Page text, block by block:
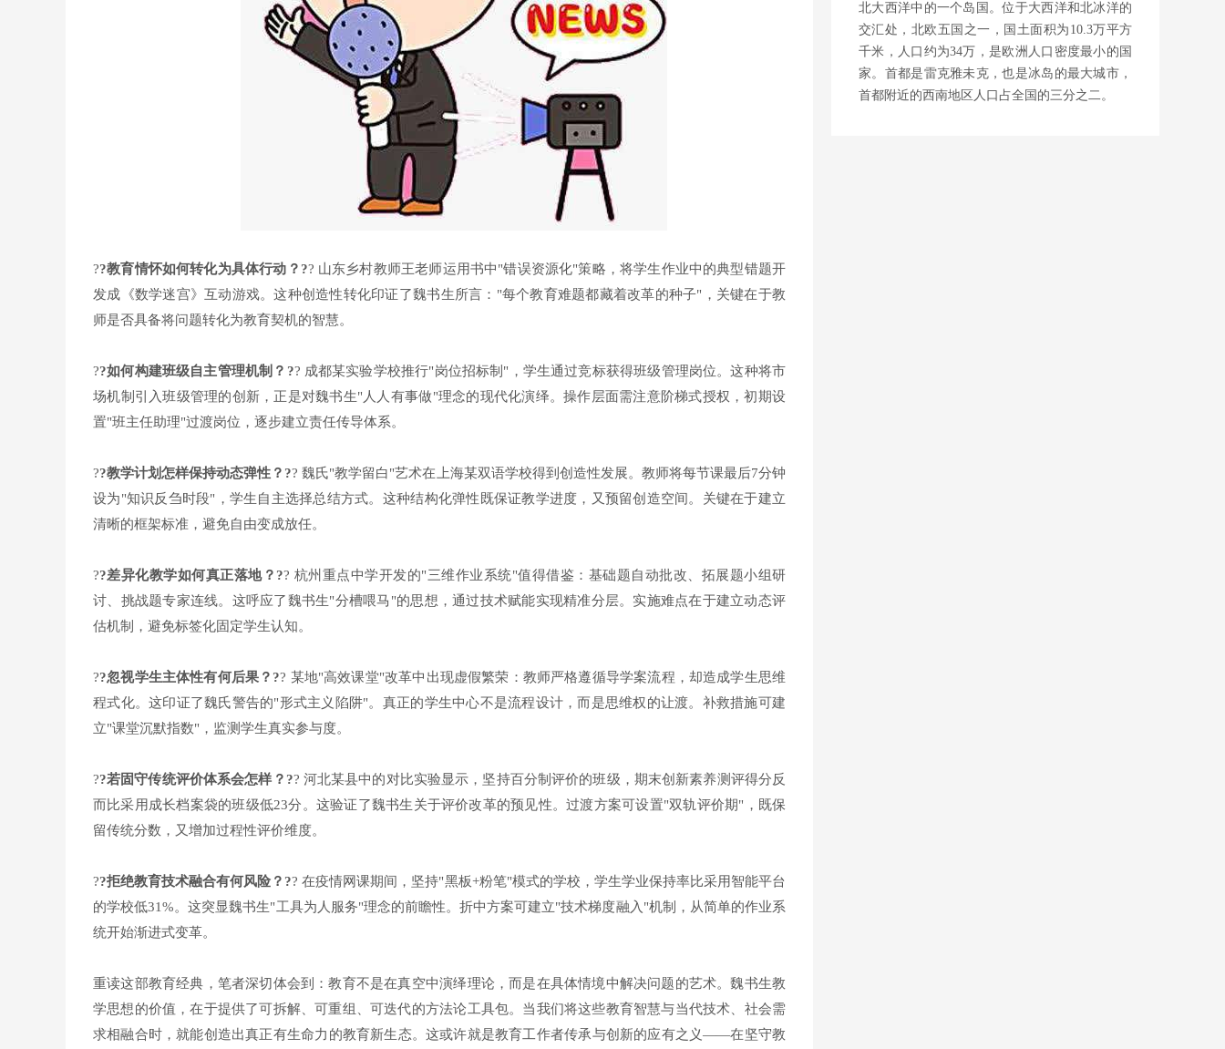
??教育情怀如何转化为具体行动？?? 山东乡村教师王老师运用书中"错误资源化"策略，将学生作业中的典型错题开
发成《数学迷宫》互动游戏。这种创造性转化印证了魏书生所言："每个教育难题都藏着改革的种子"，关键在于教
师是否具备将问题转化为教育契机的智慧。
??如何构建班级自主管理机制？?? 成都某实验学校推行"岗位招标制"，学生通过竞标获得班级管理岗位。这种将市
场机制引入班级管理的创新，正是对魏书生"人人有事做"理念的现代化演绎。操作层面需注意阶梯式授权，初期设
置"班主任助理"过渡岗位，逐步建立责任传导体系。
??教学计划怎样保持动态弹性？?? 魏氏"教学留白"艺术在上海某双语学校得到创造性发展。教师将每节课最后7分钟
设为"知识反刍时段"，学生自主选择总结方式。这种结构化弹性既保证教学进度，又预留创造空间。关键在于建立
清晰的框架标准，避免自由变成放任。
??差异化教学如何真正落地？?? 杭州重点中学开发的"三维作业系统"值得借鉴：基础题自动批改、拓展题小组研
讨、挑战题专家连线。这呼应了魏书生"分槽喂马"的思想，通过技术赋能实现精准分层。实施难点在于建立动态评
估机制，避免标签化固定学生认知。
??忽视学生主体性有何后果？?? 某地"高效课堂"改革中出现虚假繁荣：教师严格遵循导学案流程，却造成学生思维
程式化。这印证了魏氏警告的"形式主义陷阱"。真正的学生中心不是流程设计，而是思维权的让渡。补救措施可建
立"课堂沉默指数"，监测学生真实参与度。
??若固守传统评价体系会怎样？?? 河北某县中的对比实验显示，坚持百分制评价的班级，期末创新素养测评得分反
而比采用成长档案袋的班级低23分。这验证了魏书生关于评价改革的预见性。过渡方案可设置"双轨评价期"，既保
留传统分数，又增加过程性评价维度。
??拒绝教育技术融合有何风险？?? 在疫情网课期间，坚持"黑板+粉笔"模式的学校，学生学业保持率比采用智能平台
的学校低31%。这突显魏书生"工具为人服务"理念的前瞻性。折中方案可建立"技术梯度融入"机制，从简单的作业系
统开始渐进式变革。
重读这部教育经典，笔者深切体会到：教育不是在真空中演绎理论，而是在具体情境中解决问题的艺术。魏书生教
学思想的价值，在于提供了可拆解、可重组、可迭代的方法论工具包。当我们将这些教育智慧与当代技术、社会需
求相融合时，就能创造出真正有生命力的教育新生态。这或许就是教育工作者传承与创新的应有之义——在坚守教
北大西洋中的一个岛国。位于大西洋和北冰洋的
交汇处，北欧五国之一，国土面积为10.3万平方
千米，人口约为34万，是欧洲人口密度最小的国
家。首都是雷克雅未克，也是冰岛的最大城市，
首都附近的西南地区人口占全国的三分之二。